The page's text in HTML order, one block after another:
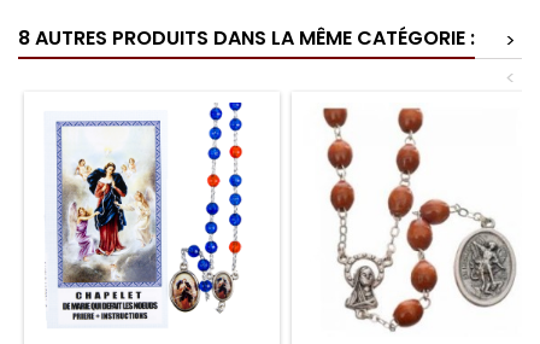
8 AUTRES PRODUITS DANS LA MÊME CATÉGORIE :
>
<